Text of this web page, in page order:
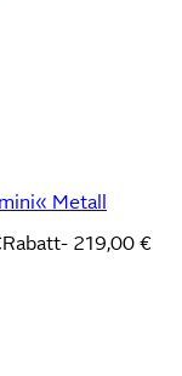
Metall
Rabatt- 219,00 €